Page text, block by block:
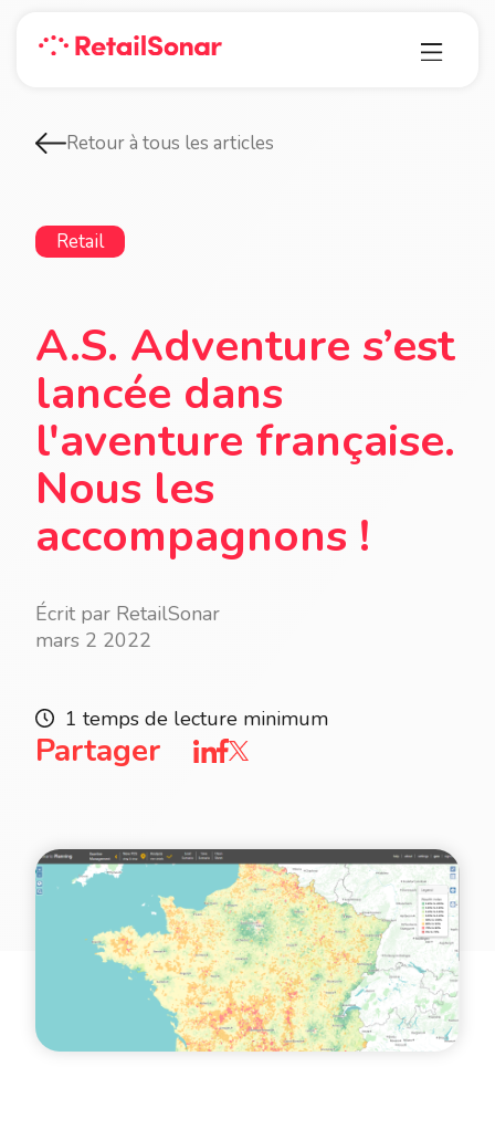
Retour à tous les articles
Retail
A.S. Adventure s’est
lancée dans
l'aventure française.
Nous les
accompagnons !
Écrit par RetailSonar
mars 2 2022
1 temps de lecture minimum
Partager